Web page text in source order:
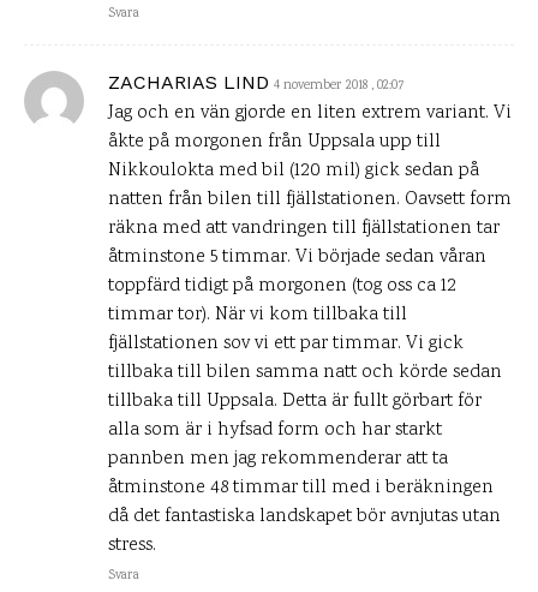
Svara
ZACHARIAS LIND 4 november 2018 , 02:07
Jag och en vän gjorde en liten extrem variant. Vi
åkte på morgonen från Uppsala upp till
Nikkoulokta med bil (120 mil) gick sedan på
natten från bilen till fjällstationen. Oavsett form
räkna med att vandringen till fjällstationen tar
åtminstone 5 timmar. Vi började sedan våran
toppfärd tidigt på morgonen (tog oss ca 12
timmar tor). När vi kom tillbaka till
fjällstationen sov vi ett par timmar. Vi gick
tillbaka till bilen samma natt och körde sedan
tillbaka till Uppsala. Detta är fullt görbart för
alla som är i hyfsad form och har starkt
pannben men jag rekommenderar att ta
åtminstone 48 timmar till med i beräkningen
då det fantastiska landskapet bör avnjutas utan
stress.
Svara